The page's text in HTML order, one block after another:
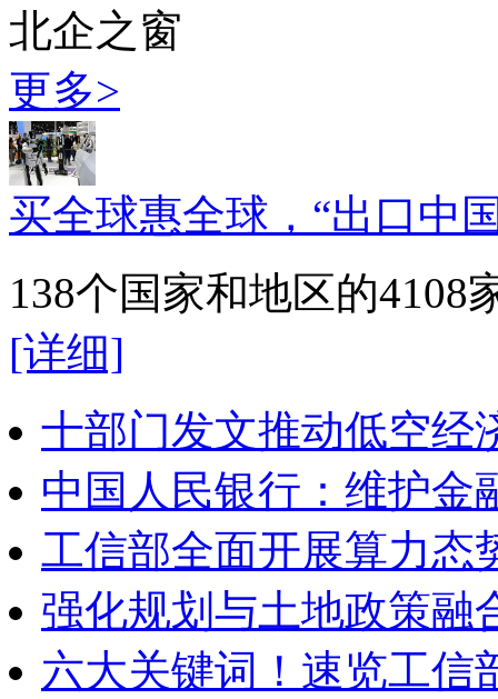
北企之窗
更多>
买全球惠全球，“出口中
138个国家和地区的4108
[详细]
十部门发文推动低空经
中国人民银行：维护金
工信部全面开展算力态
强化规划与土地政策融
六大关键词！速览工信